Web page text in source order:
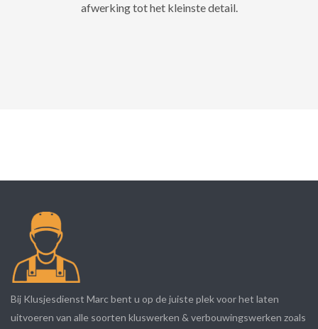
afwerking tot het kleinste detail.
Bij Klusjesdienst Marc bent u op de juiste plek voor het laten
uitvoeren van alle soorten kluswerken & verbouwingswerken zoals